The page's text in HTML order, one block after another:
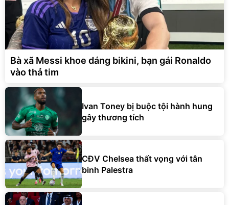
Bà xã Messi khoe dáng bikini, bạn gái Ronaldo
vào thả tim
Ivan Toney bị buộc tội hành hung
gây thương tích
CĐV Chelsea thất vọng với tân
binh Palestra